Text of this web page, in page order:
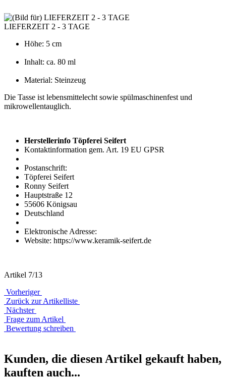
LIEFERZEIT 2 - 3 TAGE
Höhe: 5 cm
Inhalt: ca. 80 ml
Material: Steinzeug
Die Tasse ist lebensmittelecht sowie spülmaschinenfest und
mikrowellentauglich.
Herstellerinfo Töpferei Seifert
Kontaktinformation gem. Art. 19 EU GPSR
Postanschrift:
Töpferei Seifert
Ronny Seifert
Hauptstraße 12
55606 Königsau
Deutschland
Elektronische Adresse:
Website: https://www.keramik-seifert.de
Artikel 7/13
Vorheriger
Zurück zur Artikelliste
Nächster
Frage zum Artikel
Bewertung schreiben
Kunden, die diesen Artikel gekauft haben,
kauften auch...